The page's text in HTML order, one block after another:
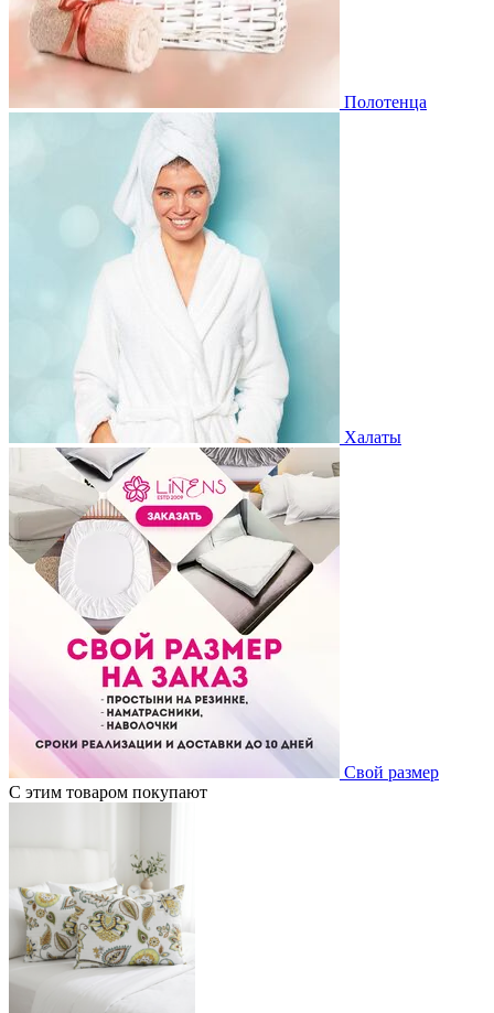
Полотенца
Халаты
Свой размер
С этим товаром покупают